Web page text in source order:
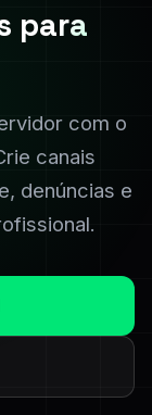
para
com o
canais
denúncias e